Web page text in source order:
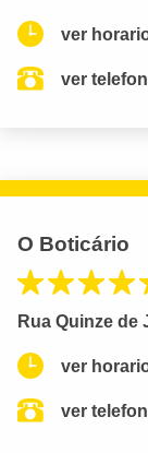
ver
ver
O Boticário
Rua Quinze de
ver
ver